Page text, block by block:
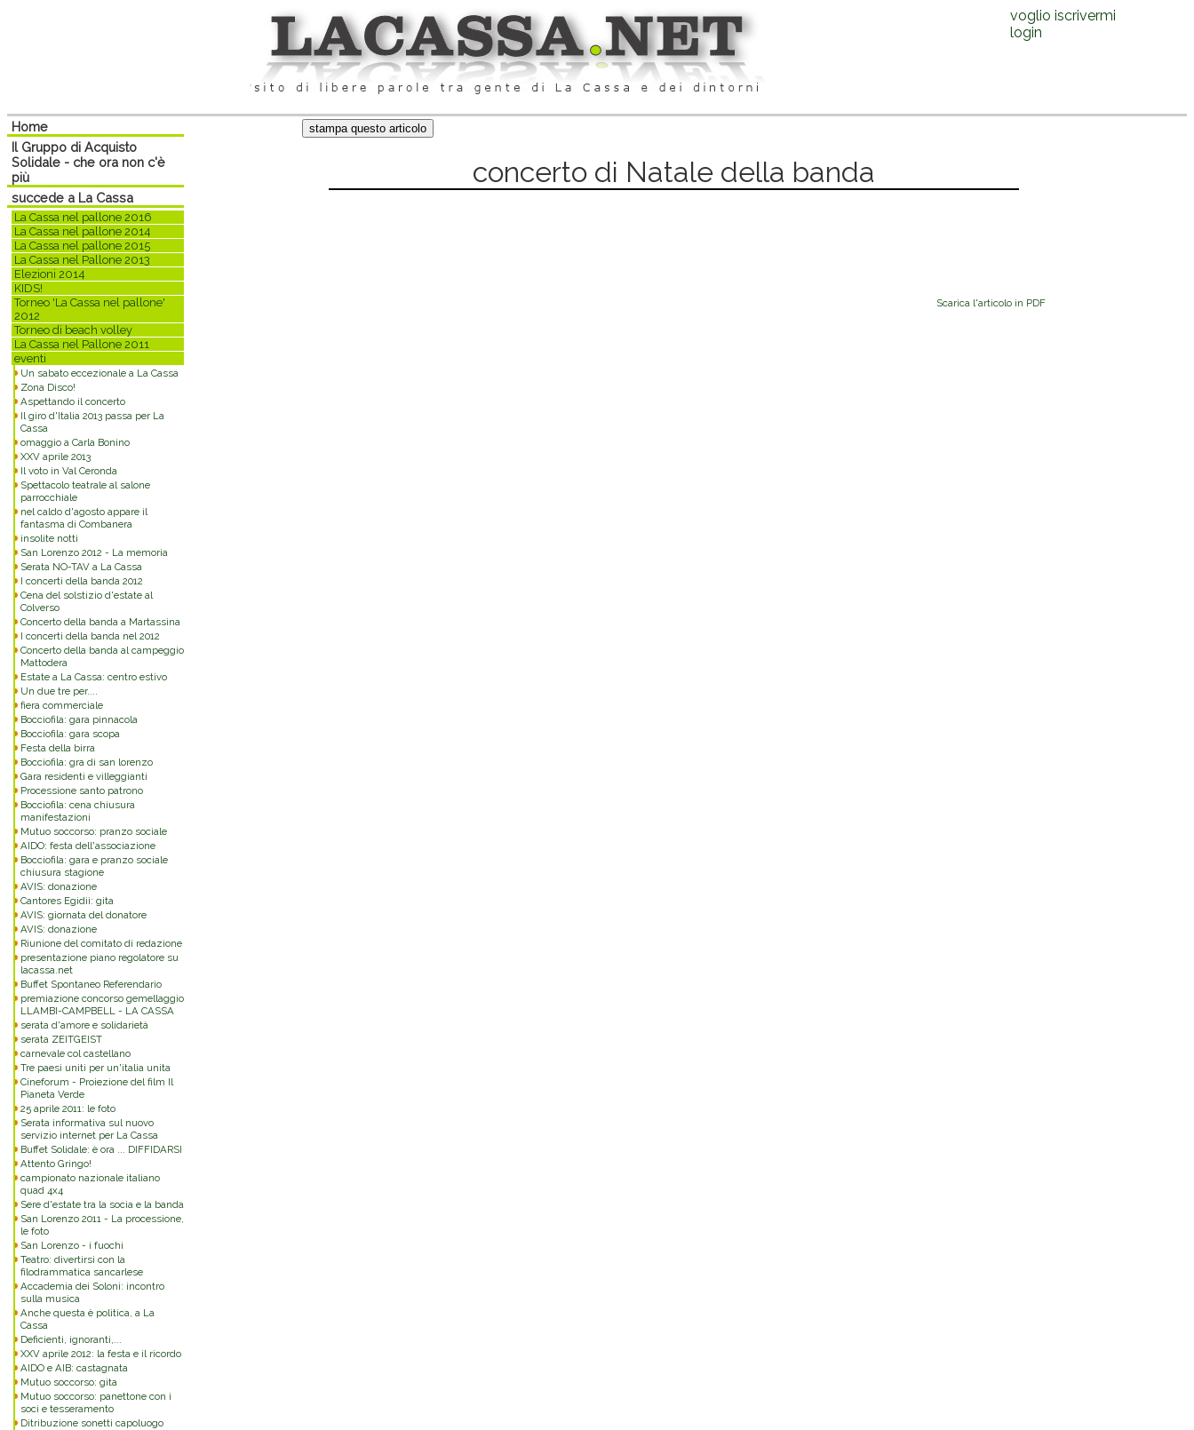
voglio iscrivermi
login
Home
Il Gruppo di Acquisto
Solidale - che ora non c'è
più
succede a La Cassa
La Cassa nel pallone 2016
La Cassa nel pallone 2014
La Cassa nel pallone 2015
La Cassa nel Pallone 2013
Elezioni 2014
KIDS!
Torneo 'La Cassa nel pallone'
2012
Torneo di beach volley
La Cassa nel Pallone 2011
eventi
Un sabato eccezionale a La Cassa
Zona Disco!
Aspettando il concerto
Il giro d'Italia 2013 passa per La
Cassa
omaggio a Carla Bonino
XXV aprile 2013
Il voto in Val Ceronda
Spettacolo teatrale al salone
parrocchiale
nel caldo d'agosto appare il
fantasma di Combanera
insolite notti
San Lorenzo 2012 - La memoria
Serata NO-TAV a La Cassa
I concerti della banda 2012
Cena del solstizio d'estate al
Colverso
Concerto della banda a Martassina
I concerti della banda nel 2012
Concerto della banda al campeggio
Mattodera
Estate a La Cassa: centro estivo
Un due tre per....
fiera commerciale
Bocciofila: gara pinnacola
Bocciofila: gara scopa
Festa della birra
Bocciofila: gra di san lorenzo
Gara residenti e villeggianti
Processione santo patrono
Bocciofila: cena chiusura
manifestazioni
Mutuo soccorso: pranzo sociale
AIDO: festa dell'associazione
Bocciofila: gara e pranzo sociale
chiusura stagione
AVIS: donazione
Cantores Egidii: gita
AVIS: giornata del donatore
AVIS: donazione
Riunione del comitato di redazione
presentazione piano regolatore su
lacassa.net
Buffet Spontaneo Referendario
premiazione concorso gemellaggio
LLAMBI-CAMPBELL - LA CASSA
serata d'amore e solidarietà
serata ZEITGEIST
carnevale col castellano
Tre paesi uniti per un'italia unita
Cineforum - Proiezione del film Il
Pianeta Verde
25 aprile 2011: le foto
Serata informativa sul nuovo
servizio internet per La Cassa
Buffet Solidale: è ora ... DIFFIDARSI
Attento Gringo!
campionato nazionale italiano
quad 4x4
Sere d'estate tra la socia e la banda
San Lorenzo 2011 - La processione,
le foto
San Lorenzo - i fuochi
Teatro: divertirsi con la
filodrammatica sancarlese
Accademia dei Soloni: incontro
sulla musica
Anche questa è politica, a La
Cassa
Deficienti, ignoranti,...
XXV aprile 2012: la festa e il ricordo
AIDO e AIB: castagnata
Mutuo soccorso: gita
Mutuo soccorso: panettone con i
soci e tesseramento
Ditribuzione sonetti capoluogo
concerto di Natale della banda
Scarica l'articolo in PDF